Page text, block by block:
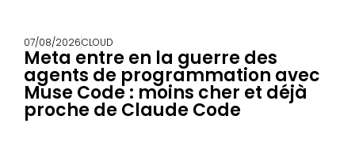
07/08/2026CLOUD
Meta entre en la guerre des
agents de programmation avec
Muse Code : moins cher et déjà
proche de Claude Code